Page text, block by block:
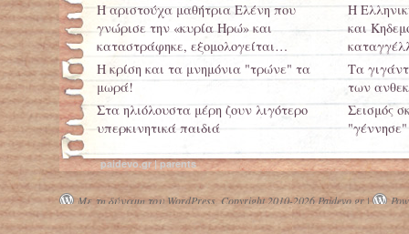
H αριστούχα μαθήτρια Eλένη που
γνώρισε την «κυρία Hρώ» και
καταστράφηκε, εξομολογείται…
Η κρίση και τα μνημόνια "τρώνε" τα
μωρά!
Στα ηλιόλουστα μέρη ζουν λιγότερο
υπερκινητικά παιδιά
Πάνω από 400 παιδιά - ζητιάνοι στη
Θεσσαλονίκη το 2013
Η
και
Τα
των
Σεισμός
paidevo.gr | parents
Με τη δύναμη του WordPress. Copyright 2010-2026 Paidevo.gr |